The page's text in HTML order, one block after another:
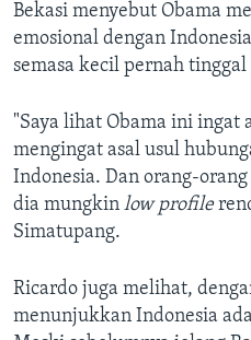
Bekasi menyebut Obama
emosional dengan
semasa kecil pernah
"Saya lihat Obama ini ingat
mengingat asal usul
Indonesia. Dan orang-
dia mungkin low profile
Simatupang.
Ricardo juga melihat,
menunjukkan Indonesia